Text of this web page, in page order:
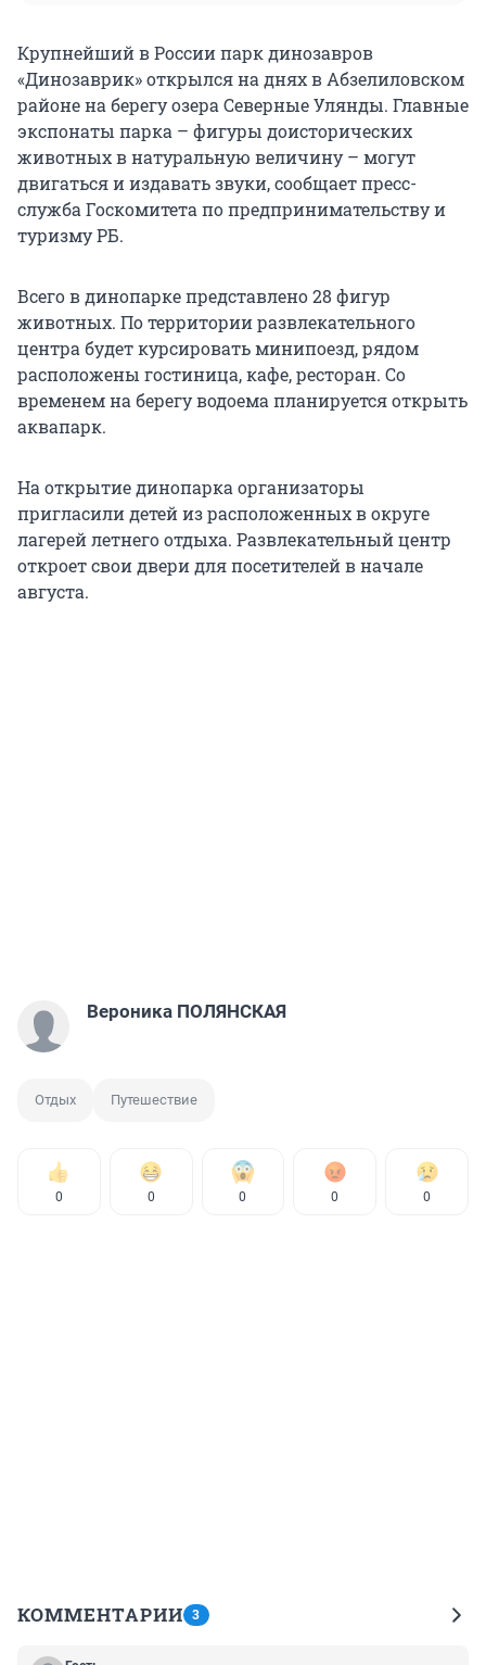
Крупнейший в России парк динозавров
«Динозаврик» открылся на днях в Абзелиловском
районе на берегу озера Северные Улянды. Главные
экспонаты парка – фигуры доисторических
животных в натуральную величину – могут
двигаться и издавать звуки, сообщает пресс-
служба Госкомитета по предпринимательству и
туризму РБ.
Всего в динопарке представлено 28 фигур
животных. По территории развлекательного
центра будет курсировать минипоезд, рядом
расположены гостиница, кафе, ресторан. Со
временем на берегу водоема планируется открыть
аквапарк.
На открытие динопарка организаторы
пригласили детей из расположенных в округе
лагерей летнего отдыха. Развлекательный центр
откроет свои двери для посетителей в начале
августа.
Вероника ПОЛЯНСКАЯ
Отдых Путешествие
0 0 0 0 0
КОММЕНТАРИИ 3